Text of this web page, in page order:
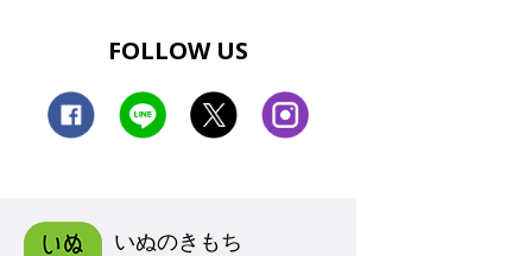
FOLLOW US
いぬのきもち